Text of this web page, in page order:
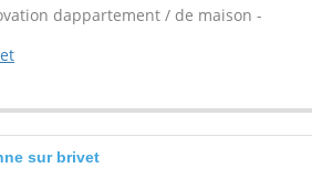
dappartement / de maison -
sur brivet